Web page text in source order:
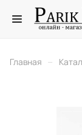
Главная –